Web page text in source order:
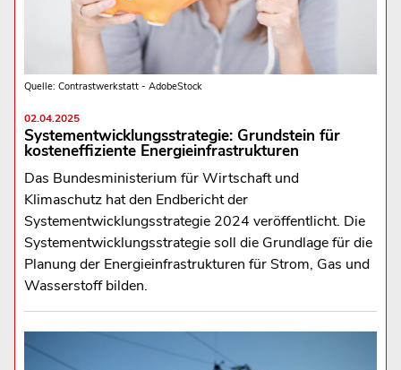
Quelle: Contrastwerkstatt - AdobeStock
02.04.2025
Systementwicklungsstrategie: Grundstein für
kosteneffiziente Energieinfrastrukturen
Das Bundesministerium für Wirtschaft und
Klimaschutz hat den Endbericht der
Systementwicklungsstrategie 2024 veröffentlicht. Die
Systementwicklungsstrategie soll die Grundlage für die
Planung der Energieinfrastrukturen für Strom, Gas und
Wasserstoff bilden.